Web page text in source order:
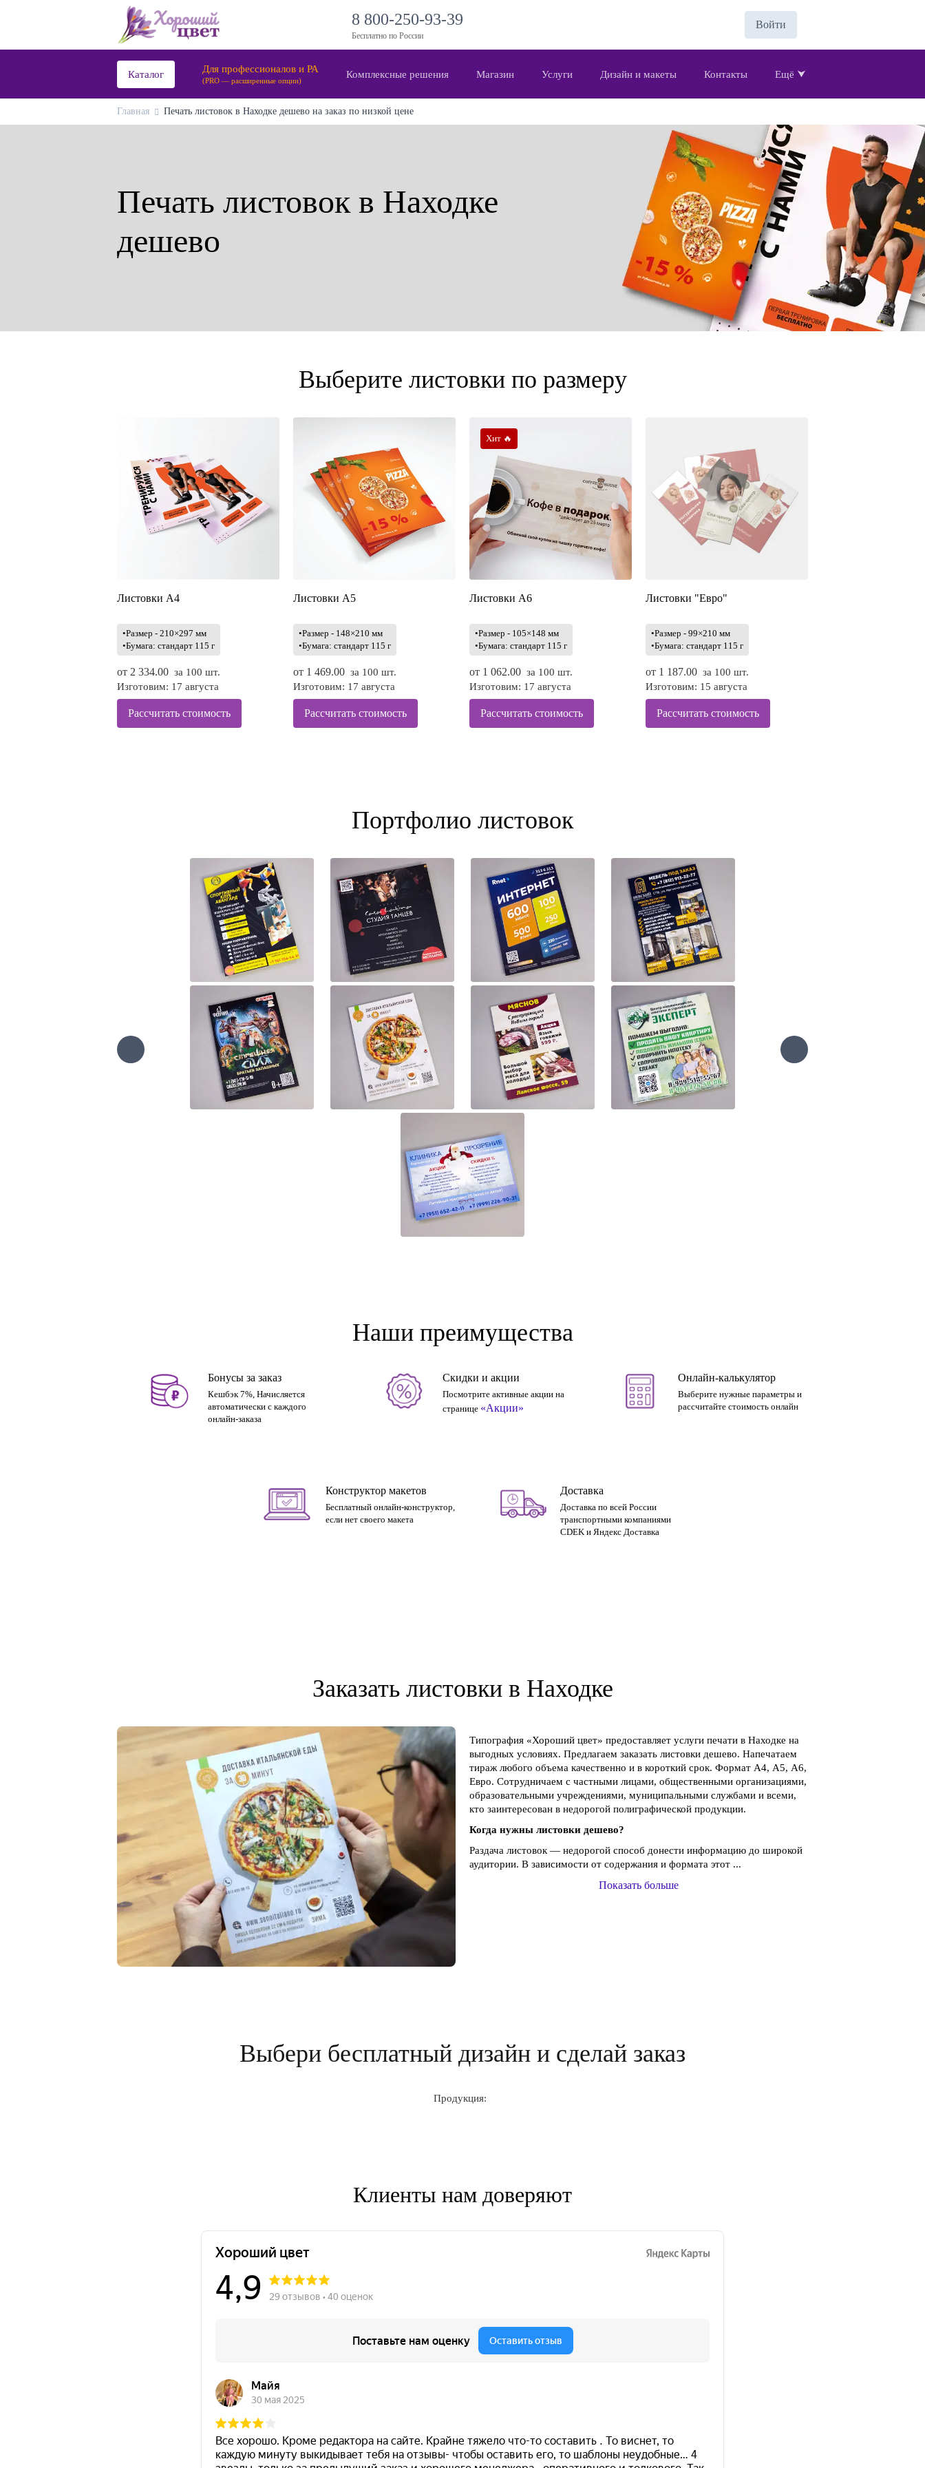
8 800-250-93-39
Бесплатно по России
Войти
Каталог Для профессионалов и РА
(PRO — расширенные опции)
Комплексные решения Магазин Услуги Дизайн и макеты Контакты Ещё ⮟
Главная Печать листовок в Находке дешево на заказ по низкой цене
Печать листовок в Находке
дешево
Выберите листовки по размеру
Листовки А4
•Размер - 210×297 мм
•Бумага: стандарт 115 г
от 2 334.00 за 100 шт.
Изготовим: 17 августа
Рассчитать стоимость
Листовки А5
•Размер - 148×210 мм
•Бумага: стандарт 115 г
от 1 469.00 за 100 шт.
Изготовим: 17 августа
Рассчитать стоимость
Хит 🔥
Листовки А6
•Размер - 105×148 мм
•Бумага: стандарт 115 г
от 1 062.00 за 100 шт.
Изготовим: 17 августа
Рассчитать стоимость
Листовки "Евро"
•Размер - 99×210 мм
•Бумага: стандарт 115 г
от 1 187.00 за 100 шт.
Изготовим: 15 августа
Рассчитать стоимость
Портфолио листовок
Наши преимущества
Бонусы за заказ
Кешбэк 7%, Начисляется
автоматически с каждого
онлайн-заказа
Скидки и акции
Посмотрите активные акции на
странице «Акции»
Онлайн-калькулятор
Выберите нужные параметры и
рассчитайте стоимость онлайн
Конструктор макетов
Бесплатный онлайн-конструктор,
если нет своего макета
Доставка
Доставка по всей России
транспортными компаниями
CDEK и Яндекс Доставка
Заказать листовки в Находке
Типография «Хороший цвет» предоставляет услуги печати в Находке на
выгодных условиях. Предлагаем заказать листовки дешево. Напечатаем
тираж любого объема качественно и в короткий срок. Формат А4, А5, А6,
Евро. Сотрудничаем с частными лицами, общественными организациями,
образовательными учреждениями, муниципальными службами и всеми,
кто заинтересован в недорогой полиграфической продукции.
Когда нужны листовки дешево?
Раздача листовок — недорогой способ донести информацию до широкой
аудитории. В зависимости от содержания и формата этот ...
Показать больше
Выбери бесплатный дизайн и сделай заказ
Продукция:
Клиенты нам доверяют